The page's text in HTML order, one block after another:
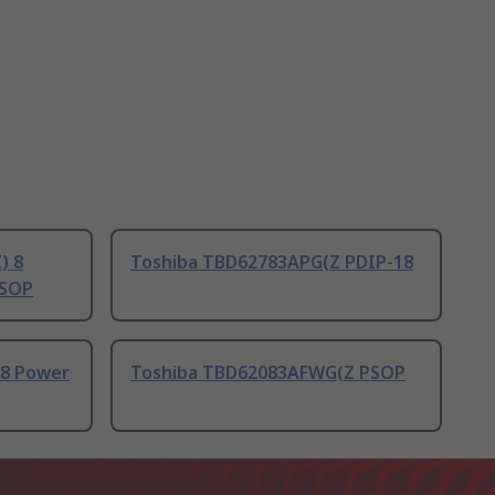
8
Toshiba TBD62783APG(Z PDIP-18
Power
Toshiba TBD62083AFWG(Z PSOP